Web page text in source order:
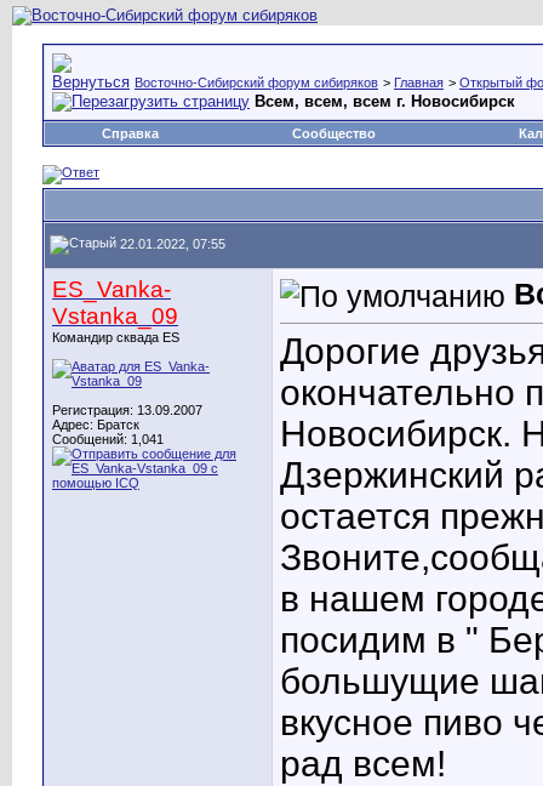
Восточно-Сибирский форум сибиряков > Главная > Открытый
Всем, всем, всем г. Новосибирск
Справка Сообщество
22.01.2022, 07:55
ES_Vanka-
Vstanka_09
Командир сквада ES
Регистрация: 13.09.2007
Адрес: Братск
Сообщений: 1,041
Дорогие
окончательно
Новосибирск.
Дзержинский
остается
в нашем
посидим в "
большущие
вкусное пиво
рад всем!